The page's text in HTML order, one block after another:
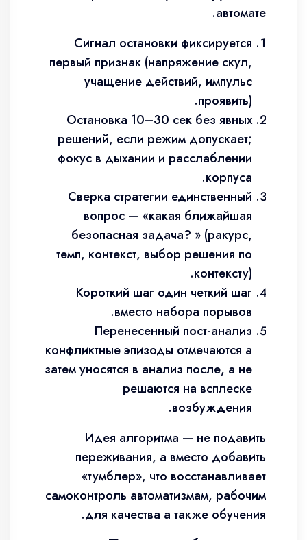
автомате.
Сигнал остановки фиксируется
первый признак (напряжение скул,
учащение действий, импульс
проявить).
Остановка 10–30 сек без явных
решений, если режим допускает;
фокус в дыхании и расслаблении
корпуса.
Сверка стратегии единственный
вопрос — «какая ближайшая
безопасная задача? » (ракурс,
темп, контекст, выбор решения по
контексту).
Короткий шаг один четкий шаг
вместо набора порывов.
Перенесенный пост-анализ
конфликтные эпизоды отмечаются а
затем уносятся в анализ после, а не
решаются на всплеске
возбуждения.
Идея алгоритма — не подавить
переживания, а вместо добавить
«тумблер», что восстанавливает
самоконтроль автоматизмам, рабочим
для качества а также обучения.